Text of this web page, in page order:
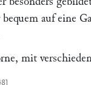
auf eine
mit